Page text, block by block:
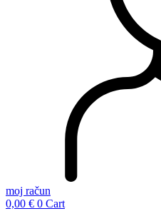
moj račun
0,00 € 0 Cart